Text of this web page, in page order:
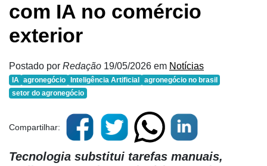
com IA no comércio
exterior
Postado por Redação 19/05/2026 em Notícias
IA agronegócio Inteligência Artificial
agronegócio no brasil
setor do agronegócio
Compartilhar:
Tecnologia substitui tarefas manuais,